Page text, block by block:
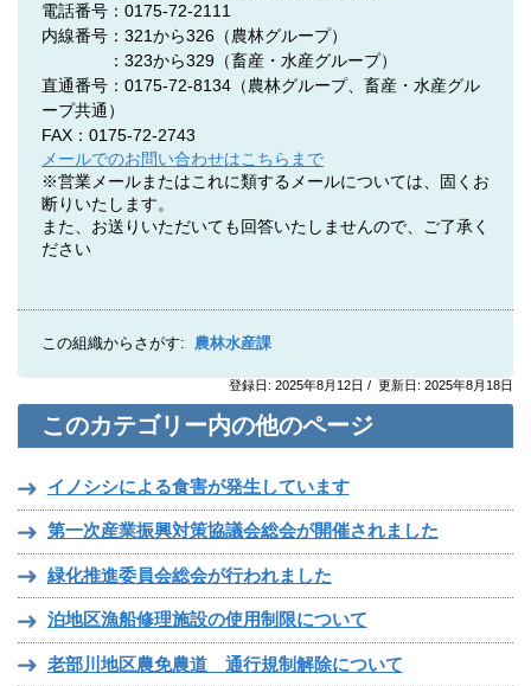
電話番号：0175-72-2111
内線番号：321から326（農林グループ）
：323から329（畜産・水産グループ）
直通番号：0175-72-8134 （農林グループ、 畜産・水産グル
ープ共通 ）
FAX：0175-72-2743
メールでのお問い合わせはこちらまで
※営業メールまたはこれに類するメールについては、固くお
断りいたします。
また、お送りいただいても回答いたしませんので、ご了承く
ださい
この組織からさがす: 農林水産課
登録日: 2025年8月12日 / 更新日: 2025年8月18日
このカテゴリー内の他のページ
イノシシによる食害が発生しています
第一次産業振興対策協議会総会が開催されました
緑化推進委員会総会が行われました
泊地区漁船修理施設の使用制限について
老部川地区農免農道 通行規制解除について